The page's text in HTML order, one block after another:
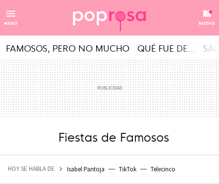
MENÚ NUEVO
FAMOSOS, PERO NO MUCHO QUÉ FUE DE...
Fiestas de Famosos
HOY SE HABLA DE Isabel Pantoja TikTok Telecinco